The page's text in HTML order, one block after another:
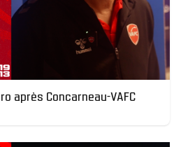
après Concarneau-VAFC